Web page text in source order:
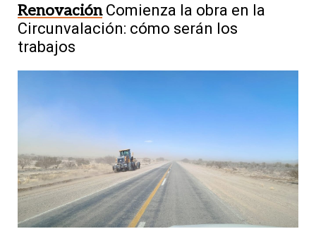
Renovación Comienza la obra en la
Circunvalación: cómo serán los
trabajos